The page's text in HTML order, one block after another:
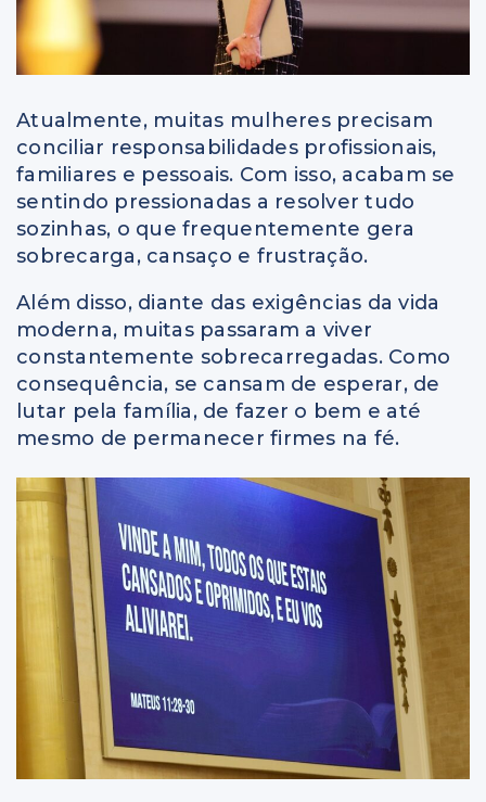
Atualmente, muitas mulheres precisam
conciliar responsabilidades profissionais,
familiares e pessoais. Com isso, acabam se
sentindo pressionadas a resolver tudo
sozinhas, o que frequentemente gera
sobrecarga, cansaço e frustração.
Além disso, diante das exigências da vida
moderna, muitas passaram a viver
constantemente sobrecarregadas. Como
consequência, se cansam de esperar, de
lutar pela família, de fazer o bem e até
mesmo de permanecer firmes na fé.